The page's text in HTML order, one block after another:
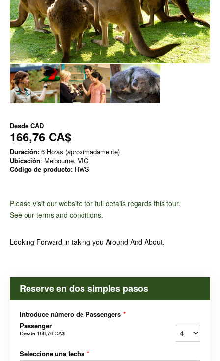
Desde CAD
166,76 CA$
Duración: 6 Horas (aproximadamente)
Ubicación: Melbourne, VIC
Código de producto: HWS
Please visit our website for full details regards this tour.
See our terms and conditions.
Looking Forward in taking you Around And About.
Reserve en dos simples pasos
Introduce número de Passengers *
Passenger
Desde 166,76 CA$
Seleccione una fecha *